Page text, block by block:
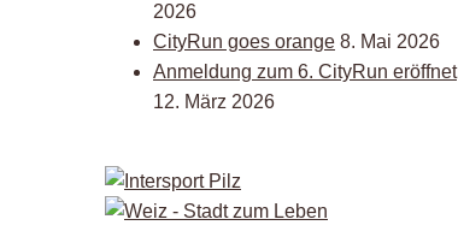
2026
CityRun goes orange 8. Mai 2026
Anmeldung zum 6. CityRun eröffnet
12. März 2026